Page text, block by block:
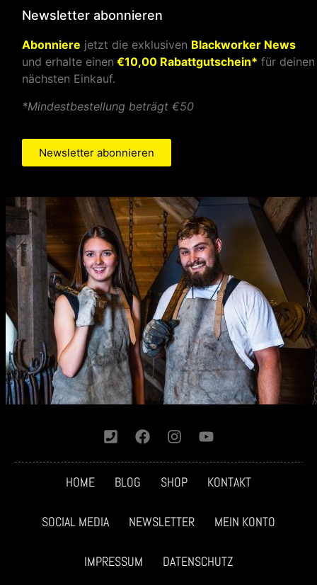
Newsletter abonnieren
Abonniere jetzt die exklusiven Blackworker News
und erhalte einen €10,00 Rabattgutschein* für deinen
nächsten Einkauf.
*Mindestbestellung beträgt €50
Newsletter abonnieren
HOME BLOG SHOP KONTAKT
SOCIAL MEDIA NEWSLETTER MEIN KONTO
IMPRESSUM DATENSCHUTZ